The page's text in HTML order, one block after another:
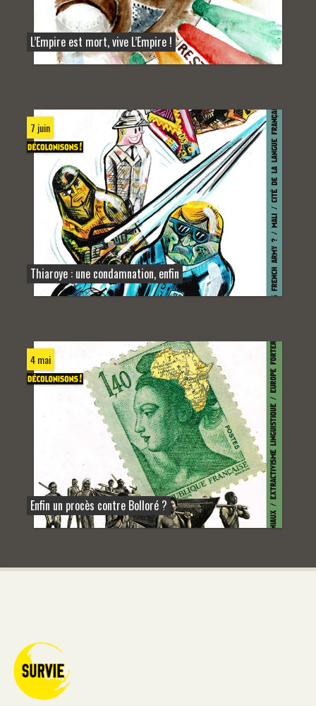
L’Empire est mort, vive L’Empire !
7 juin
Thiaroye : une condamnation, enfin
4 mai
Enfin un procès contre Bolloré ?